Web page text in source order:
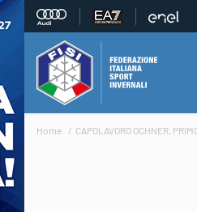
Home CAPOLAVORO OCHNER,